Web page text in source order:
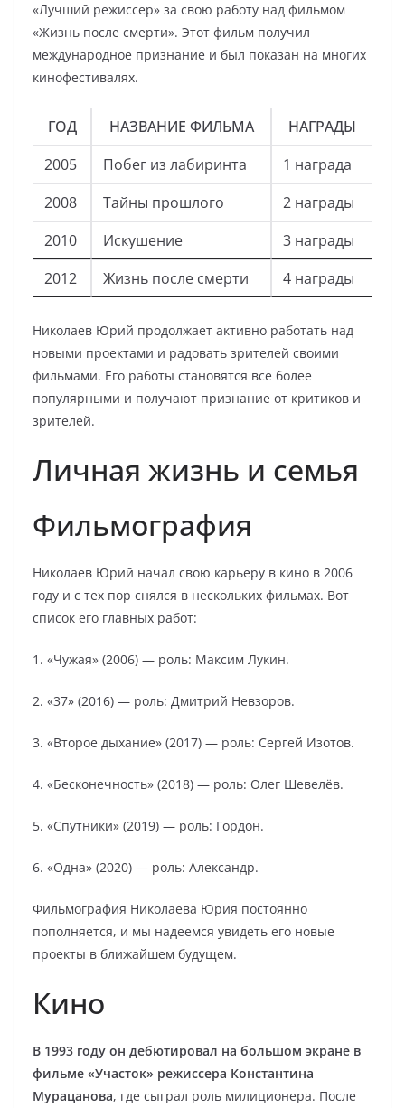
«Лучший режиссер» за свою работу над фильмом
«Жизнь после смерти». Этот фильм получил
международное признание и был показан на многих
кинофестивалях.
ГОД НАЗВАНИЕ ФИЛЬМА
НАГРАДЫ
2005
Побег из лабиринта
1 награда
2008
Тайны прошлого
2 награды
2010
Искушение
3 награды
2012
Жизнь после смерти 4 награды
Николаев Юрий продолжает активно работать над
новыми проектами и радовать зрителей своими
фильмами. Его работы становятся все более
популярными и получают признание от критиков и
зрителей.
Личная жизнь и семья
Фильмография
Николаев Юрий начал свою карьеру в кино в 2006
году и с тех пор снялся в нескольких фильмах. Вот
список его главных работ:
1. «Чужая» (2006) — роль: Максим Лукин.
2. «37» (2016) — роль: Дмитрий Невзоров.
3. «Второе дыхание» (2017) — роль: Сергей Изотов.
4. «Бесконечность» (2018) — роль: Олег Шевелёв.
5. «Спутники» (2019) — роль: Гордон.
6. «Одна» (2020) — роль: Александр.
Фильмография Николаева Юрия постоянно
пополняется, и мы надеемся увидеть его новые
проекты в ближайшем будущем.
Кино
В 1993 году он дебютировал на большом экране в
фильме «Участок» режиссера Константина
Мурацанова, где сыграл роль милиционера. После